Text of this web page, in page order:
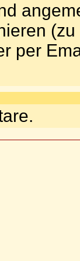
per